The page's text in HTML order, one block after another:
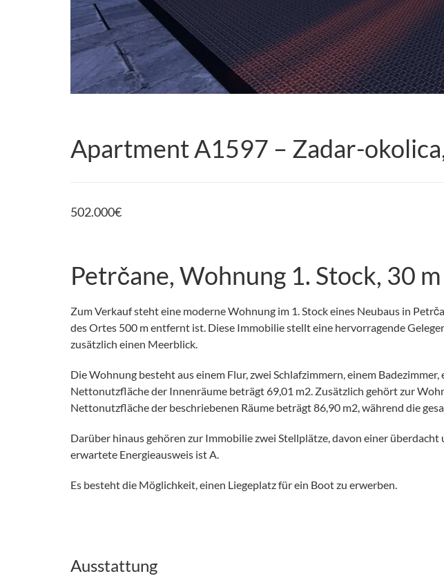
Apartment A1597 – Zadar-
502.000€
Petrčane, Wohnung 1. Stock, 30
Zum Verkauf steht eine moderne Wohnung im 1. Stock eines Neubaus in
des Ortes 500 m entfernt ist. Diese Immobilie stellt eine hervorragende
zusätzlich einen Meerblick.
Die Wohnung besteht aus einem Flur, zwei Schlafzimmern, einem
Nettonutzfläche der Innenräume beträgt 69,01 m2. Zusätzlich gehört zur
Nettonutzfläche der beschriebenen Räume beträgt 86,90 m2, während die
Darüber hinaus gehören zur Immobilie zwei Stellplätze, davon einer
erwartete Energieausweis ist A.
Es besteht die Möglichkeit, einen Liegeplatz für ein Boot zu erwerben.
Ausstattung